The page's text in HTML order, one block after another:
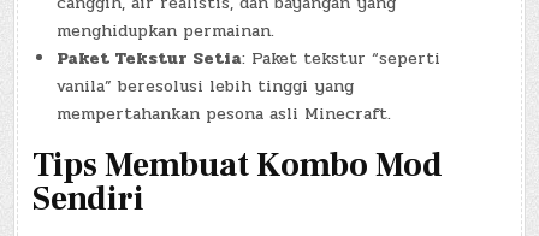
menghidupkan permainan.
Paket Tekstur Setia: Paket tekstur “seperti
vanila” beresolusi lebih tinggi yang
mempertahankan pesona asli Minecraft.
Tips Membuat Kombo Mod
Sendiri